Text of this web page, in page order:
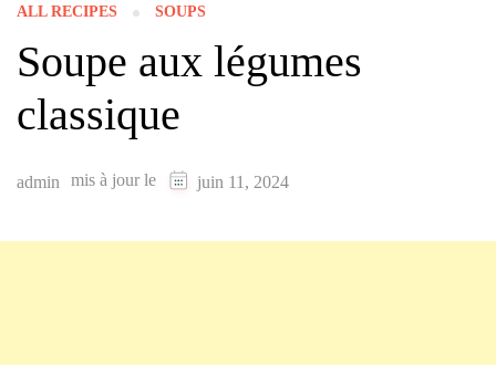
ALL RECIPES SOUPS
Soupe aux légumes
classique
admin mis à jour le juin 11, 2024